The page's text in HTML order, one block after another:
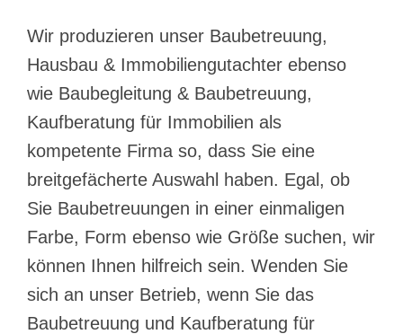
Wir produzieren unser Baubetreuung,
Hausbau & Immobiliengutachter ebenso
wie Baubegleitung & Baubetreuung,
Kaufberatung für Immobilien als
kompetente Firma so, dass Sie eine
breitgefächerte Auswahl haben. Egal, ob
Sie Baubetreuungen in einer einmaligen
Farbe, Form ebenso wie Größe suchen, wir
können Ihnen hilfreich sein. Wenden Sie
sich an unser Betrieb, wenn Sie das
Baubetreuung und Kaufberatung für